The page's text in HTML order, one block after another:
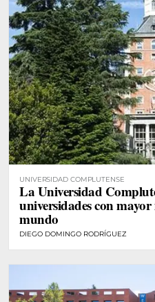
UNIVERSIDAD COMPLUTENSE
La Universidad
universidades con
mundo
DIEGO DOMINGO RODRÍGUEZ